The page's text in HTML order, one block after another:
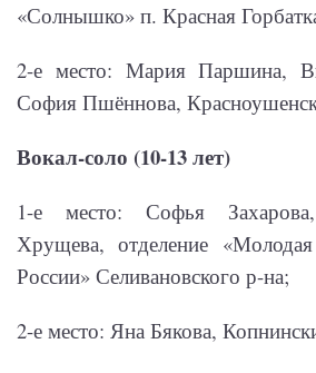
«Солнышко» п. Красная
2-е место: Мария Паршина,
София Пшённова,
Вокал-соло (10-13 лет)
1-е место: Софья
Хрущева, отделение
России» Селивановского р-на;
2-е место: Яна Бякова,